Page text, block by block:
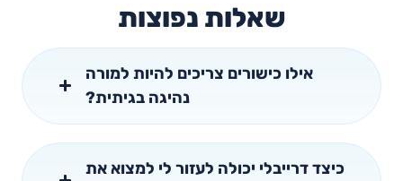
שאלות נפוצות
אילו כישורים צריכים להיות למורה
נהיגה בגיתית?
כיצד דרייבלי יכולה לעזור לי למצוא את